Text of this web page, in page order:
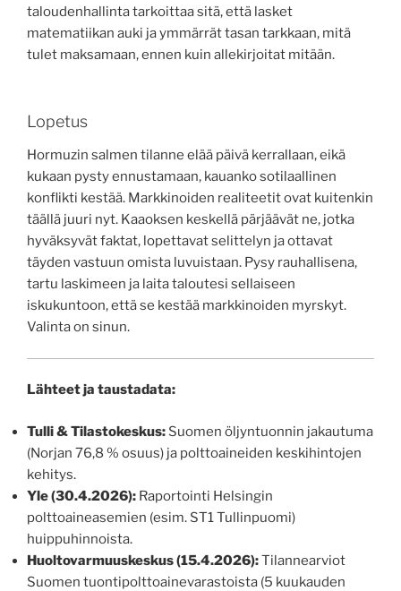
taloudenhallinta tarkoittaa sitä, että lasket
matematiikan auki ja ymmärrät tasan tarkkaan, mitä
tulet maksamaan, ennen kuin allekirjoitat mitään.
Lopetus
Hormuzin salmen tilanne elää päivä kerrallaan, eikä
kukaan pysty ennustamaan, kauanko sotilaallinen
konflikti kestää. Markkinoiden realiteetit ovat kuitenkin
täällä juuri nyt. Kaaoksen keskellä pärjäävät ne, jotka
hyväksyvät faktat, lopettavat selittelyn ja ottavat
täyden vastuun omista luvuistaan. Pysy rauhallisena,
tartu laskimeen ja laita taloutesi sellaiseen
iskukuntoon, että se kestää markkinoiden myrskyt.
Valinta on sinun.
Lähteet ja taustadata:
Tulli & Tilastokeskus: Suomen öljyntuonnin jakautuma
(Norjan 76,8 % osuus) ja polttoaineiden keskihintojen
kehitys.
Yle (30.4.2026): Raportointi Helsingin
polttoaineasemien (esim. ST1 Tullinpuomi)
huippuhinnoista.
Huoltovarmuuskeskus (15.4.2026):Tilannearviot
Suomen tuontipolttoainevarastoista (5 kuukauden